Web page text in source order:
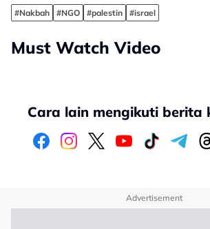
#Nakbah #NGO #palestin #israel
Must Watch Video
Cara lain mengikuti berita
Advertisement